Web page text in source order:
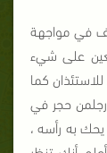
في مواجهة
على شيء
كما
حجر في
به رأسه ،